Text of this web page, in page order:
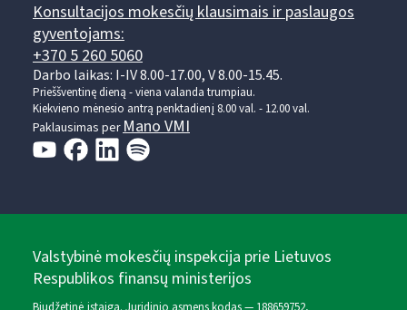
Konsultacijos mokesčių klausimais ir paslaugos
gyventojams:
+370 5 260 5060
Darbo laikas: I-IV 8.00-17.00, V 8.00-15.45.
Prieššventinę dieną - viena valanda trumpiau.
Kiekvieno mėnesio antrą penktadienį 8.00 val. - 12.00 val.
Paklausimas perMano VMI
Valstybinė mokesčių inspekcija prie Lietuvos
Respublikos finansų ministerijos